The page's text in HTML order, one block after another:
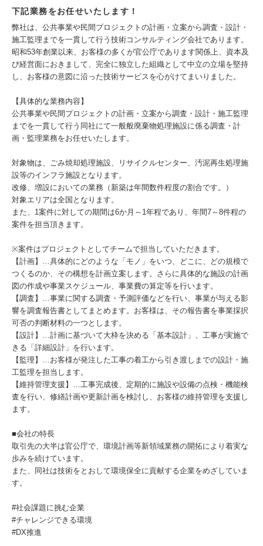
下記業務をお任せいたします！
弊社は、公共事業や民間プロジェクトの計画・立案から調査・設計・
施工監理までを一貫して行う技術コンサルティング会社であります。
昭和53年創業以来、お客様の多くが官公庁であります関係上、資本及
び経営面におきまして、完全に独立した組織として中立の立場を堅持
し、お客様の意図に沿った技術サービスを心がけてまいりました。
【具体的な業務内容】
公共事業や民間プロジェクトの計画・立案から調査・設計・施工監理
までを一貫して行う同社にて一般般廃棄物処理施設に係る調査・計
画・監理業務をお任せいたします。
対象物は、ごみ焼却処理施設、リサイクルセンター、汚泥再生処理施
設等のインフラ施設となります。
改修、増設においての業務（新築は年間数件程度の割合です。）
対象エリアは全国となります。
また、1案件に対しての期間は6か月～1年程であり、年間7～8件程の
案件を担当頂きます。
※案件はプロジェクトとしてチームで担当していただきます。
【計画】…具体的にどのような「モノ」をいつ、どこに、どの規模で
つくるのか、その構想を計画立案します。さらに具体的な施設の計画
図の作成や事業スケジュール、事業費の算定等を行います。
【調査】…事業に関する調査・予測評価などを行い、事業が与える影
響を調査報告書としてまとめます。お客様は、その報告書を事業採択
可否の判断材料の一つとします。
【設計】…計画に基づいて大枠を決める「基本設計」、工事が実施で
きる「詳細設計」を行います。
【監理】…お客様が発注した工事の着工から引き渡しまでの設計・施
工監理を担当します。
【維持管理支援】…工事完成後、定期的に施設や設備の点検・機能検
査を行い、修繕計画や更新計画を検討し、お客様の維持管理を支援し
ます。
■会社の特長
取引先の大半は官公庁で、環境計画等新領域業務の開拓により着実な
歩みを続けています。
また、同社は技術をとおして環境保全に貢献する企業をめざしていま
す。
#社会課題に挑む企業
#チャレンジできる環境
#DX推進